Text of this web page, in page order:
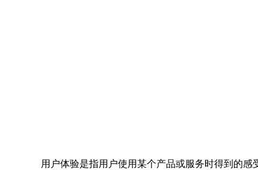
用户体验是指用户使用某个产品或服务时得到的